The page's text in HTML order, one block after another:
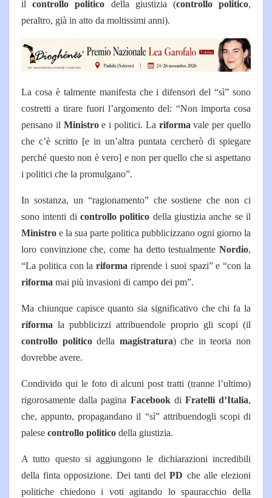
ilcontrollo politico della giustizia (controllo politico,
peraltro, già in atto da moltissimi anni).
La cosa è talmente manifesta che i difensori del “sì” sono
costretti a tirare fuori l’argomento del: “Non importa cosa
pensano il Ministroe i politici. La riforma vale per quello
che c’è scritto [e in un’altra puntata cercherò di spiegare
perché questo non è vero] e non per quello che si aspettano
i politici che la promulgano”.
In sostanza, un “ragionamento” che sostiene che non ci
sono intenti di controllo politico della giustizia anche se il
Ministro e la sua parte politica pubblicizzano ogni giorno la
loro convinzione che, come ha detto testualmente Nordio,
“La politica con lariforma riprende i suoi spazi” e “con la
riforma mai più invasioni di campo dei pm”.
Ma chiunque capisce quanto sia significativo che chi fa la
riforma la pubblicizzi attribuendole proprio gli scopi (il
controllo politicodella magistratura) che in teoria non
dovrebbe avere.
Condivido qui le foto di alcuni post tratti (tranne l’ultimo)
rigorosamente dalla pagina Facebookdi Fratelli d’Italia,
che, appunto, propagandano il “sì” attribuendogli scopi di
palese controllo politico della giustizia.
A tutto questo si aggiungono le dichiarazioni incredibili
della finta opposizione. Dei tanti delPD che alle elezioni
politiche chiedono i voti agitando lo spauracchio della